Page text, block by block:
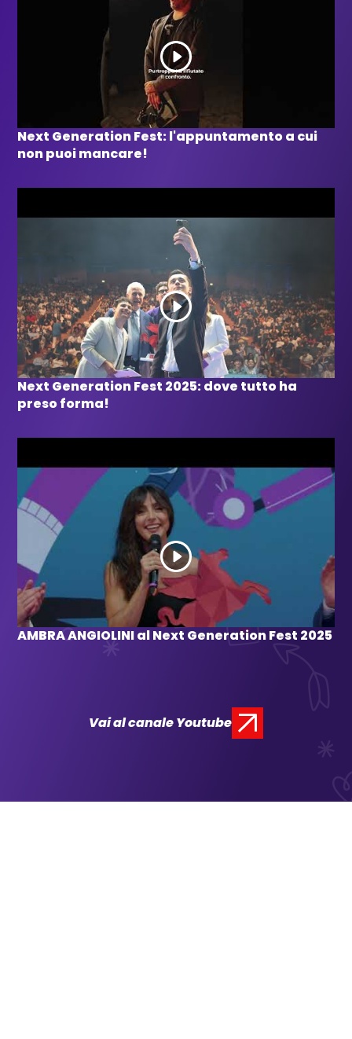
Next Generation Fest: l'appuntamento a cui
non puoi mancare!
Next Generation Fest 2025: dove tutto ha
preso forma!
AMBRA ANGIOLINI al Next Generation Fest 2025
Vai al canale Youtube